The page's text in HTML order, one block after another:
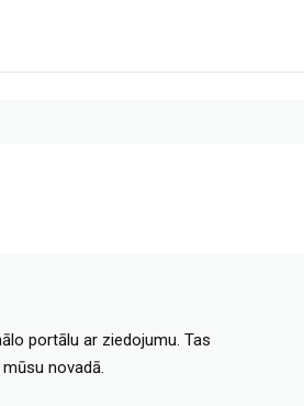
portālu ar ziedojumu. Tas
novadā.